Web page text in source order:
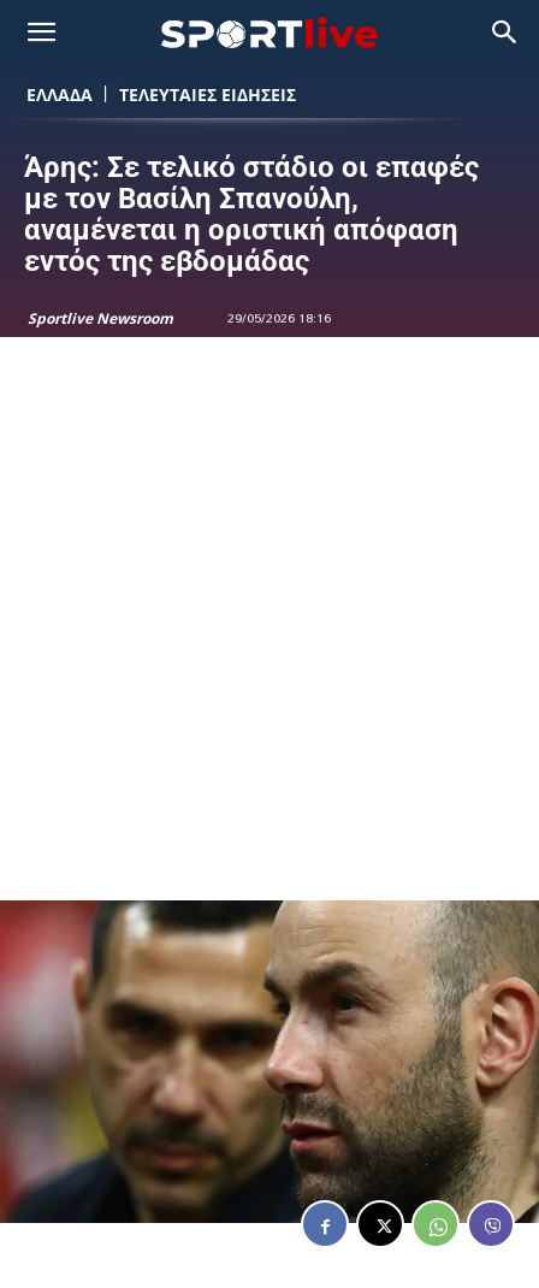
ΕΛΛΑΔΑ ΤΕΛΕΥΤΑΙΕΣ ΕΙΔΗΣΕΙΣ
Άρης: Σε τελικό στάδιο οι επαφές
με τον Βασίλη Σπανούλη,
αναμένεται η οριστική απόφαση
εντός της εβδομάδας
Sportlive Newsroom 29/05/2026 18:16